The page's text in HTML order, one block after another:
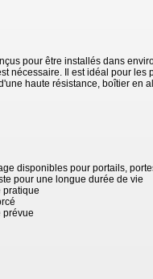
pour être installés dans
nécessaire. Il est idéal pour les
haute résistance, boîtier en
disponibles pour portails,
pour une longue durée de vie
pratique
prévue